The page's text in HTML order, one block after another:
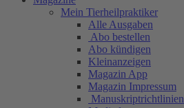
Mein Tierheilpraktiker
Alle Ausgaben
Abo bestellen
Abo kündigen
Kleinanzeigen
Magazin App
Magazin Impressum
Manuskriptrichtlinien